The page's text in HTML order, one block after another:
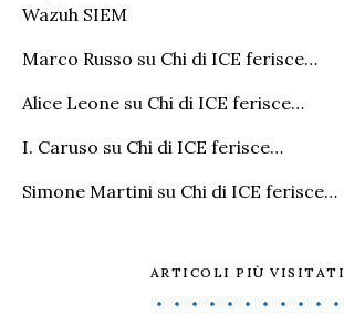
Wazuh SIEM
Marco Russo su Chi di ICE ferisce…
Alice Leone su Chi di ICE ferisce…
I. Caruso su Chi di ICE ferisce…
Simone Martini su Chi di ICE ferisce…
ARTICOLI PIÙ VISITATI